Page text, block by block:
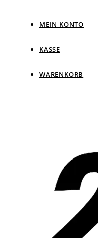
MEIN KONTO
KASSE
WARENKORB